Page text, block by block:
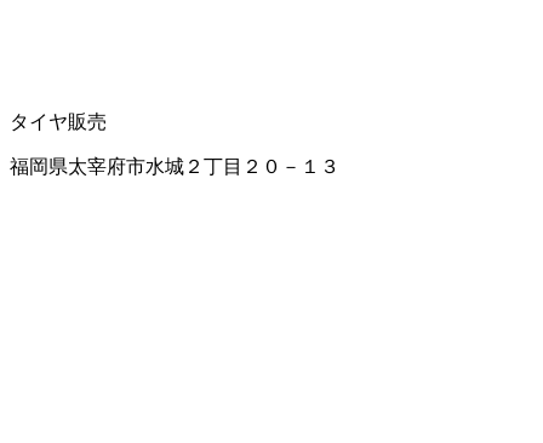
タイヤ販売
福岡県太宰府市水城２丁目２０－１３